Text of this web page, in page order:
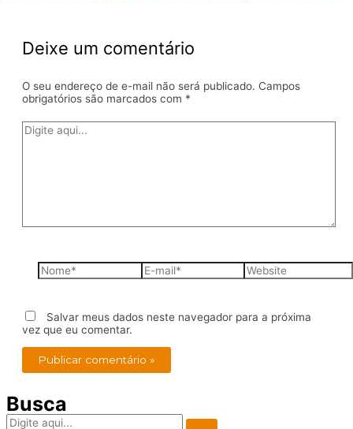
Deixe um comentário
O seu endereço de e-mail não será publicado. Campos
obrigatórios são marcados com *
Digite
aqui...
Nome*
E-
mail*
Website
Salvar meus dados neste navegador para a próxima
vez que eu comentar.
Busca